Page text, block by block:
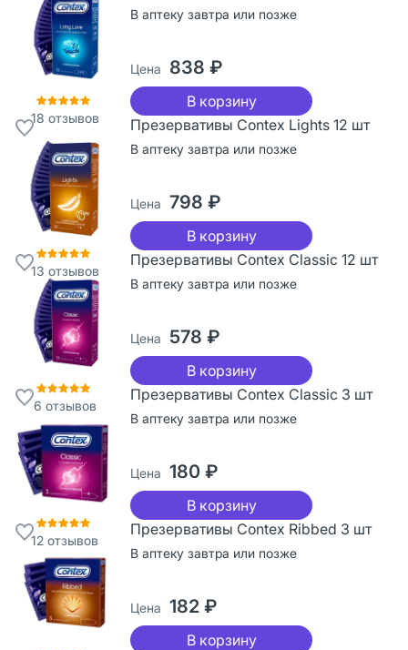
18 отзывов
В аптеку завтра или позже
Цена 838 ₽
В корзину
13 отзывов
Презервативы Contex Lights 12 шт
В аптеку завтра или позже
Цена 798 ₽
В корзину
6 отзывов
Презервативы Contex Classic 12 шт
В аптеку завтра или позже
Цена 578 ₽
В корзину
12 отзывов
Презервативы Contex Classic 3 шт
В аптеку завтра или позже
Цена 180 ₽
В корзину
Презервативы Contex Ribbed 3 шт
В аптеку завтра или позже
Цена 182 ₽
В корзину